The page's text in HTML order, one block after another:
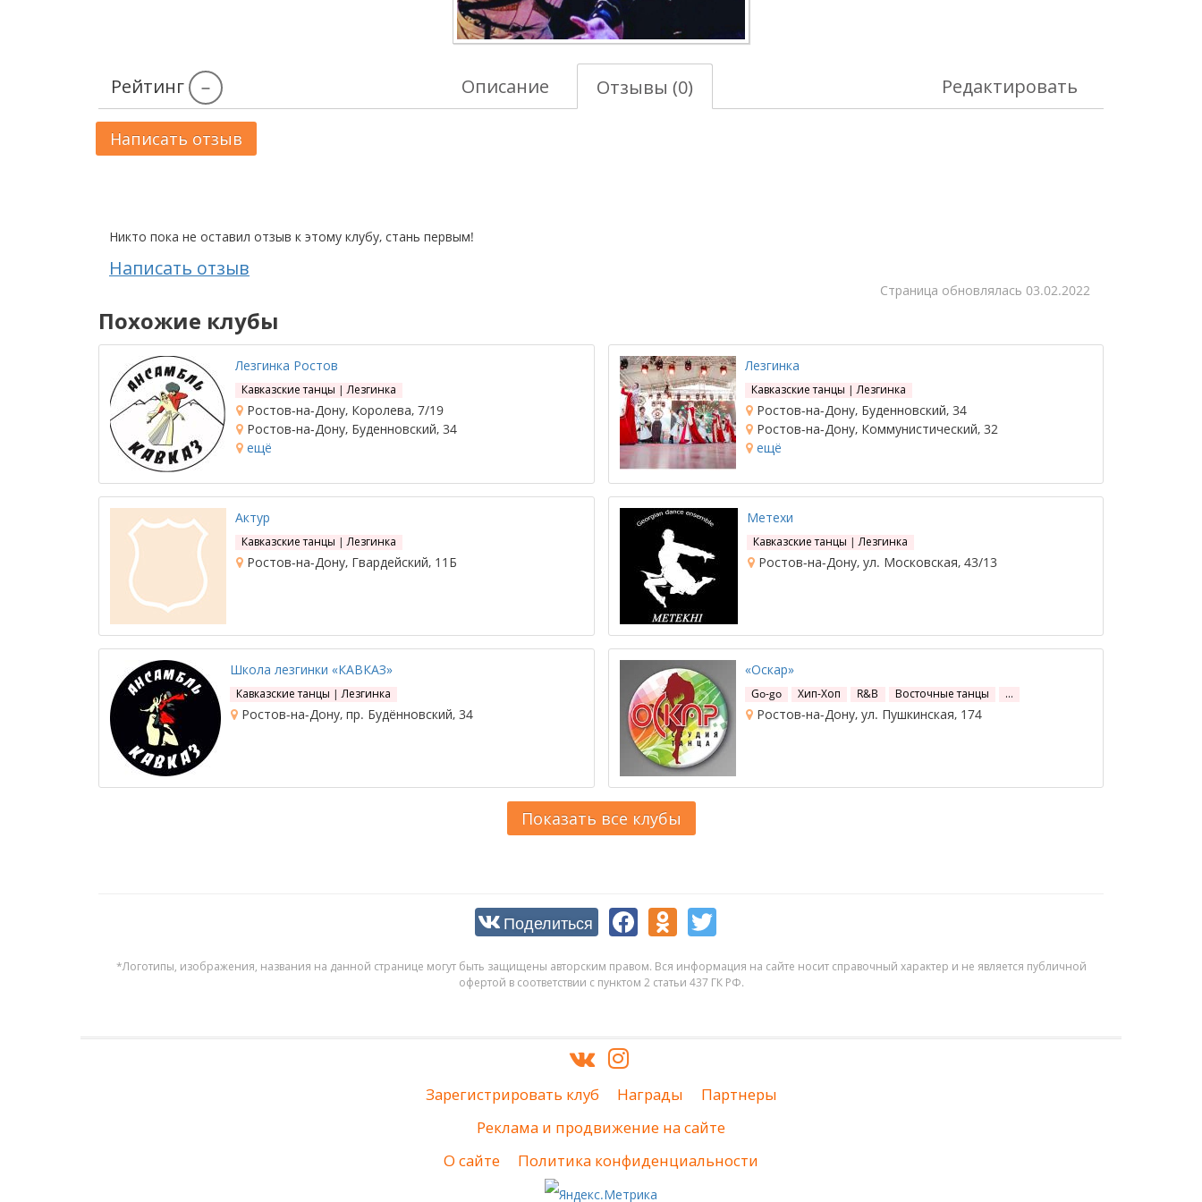
Рейтинг – Описание Отзывы (0) Редактировать
Написать отзыв
Никто пока не оставил отзыв к этому клубу, стань первым!
Написать отзыв
Cтраница обновлялась 03.02.2022
Похожие клубы
Лезгинка Ростов
Кавказские танцы | Лезгинка
Ростов-на-Дону, Королева, 7/19
Ростов-на-Дону, Буденновский, 34
ещё
Лезгинка
Кавказские танцы | Лезгинка
Ростов-на-Дону, Буденновский, 34
Ростов-на-Дону, Коммунистический, 32
ещё
Актур
Кавказские танцы | Лезгинка
Ростов-на-Дону, Гвардейский, 11Б
Метехи
Кавказские танцы | Лезгинка
Ростов-на-Дону, ул. Московская, 43/13
Школа лезгинки «КАВКАЗ»
Кавказские танцы | Лезгинка
Ростов-на-Дону, пр. Будённовский, 34
«Оскар»
Go-go Хип-Хоп R&B Восточные танцы …
Ростов-на-Дону, ул. Пушкинская, 174
Показать все клубы
Поделиться
*Логотипы, изображения, названия на данной странице могут быть защищены авторским правом. Вся информация на сайте носит справочный характер и не является публичной
офертой в соответствии с пунктом 2 статьи 437 ГК РФ.
Зарегистрировать клуб Награды
Партнеры
Реклама и продвижение на сайте
О сайте
Политика конфиденциальности